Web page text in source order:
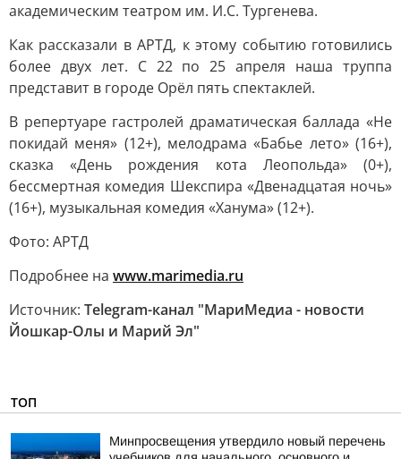
академическим театром им. И.С. Тургенева.
Как рассказали в АРТД, к этому событию готовились
более двух лет. С 22 по 25 апреля наша труппа
представит в городе Орёл пять спектаклей.
В репертуаре гастролей драматическая баллада «Не
покидай меня» (12+), мелодрама «Бабье лето» (16+),
сказка «День рождения кота Леопольда» (0+),
бессмертная комедия Шекспира «Двенадцатая ночь»
(16+), музыкальная комедия «Ханума» (12+).
Фото: АРТД
Подробнее на www.marimedia.ru
Источник: Telegram-канал "МариМедиа - новости
Йошкар-Олы и Марий Эл"
ТОП
Минпросвещения утвердило новый перечень